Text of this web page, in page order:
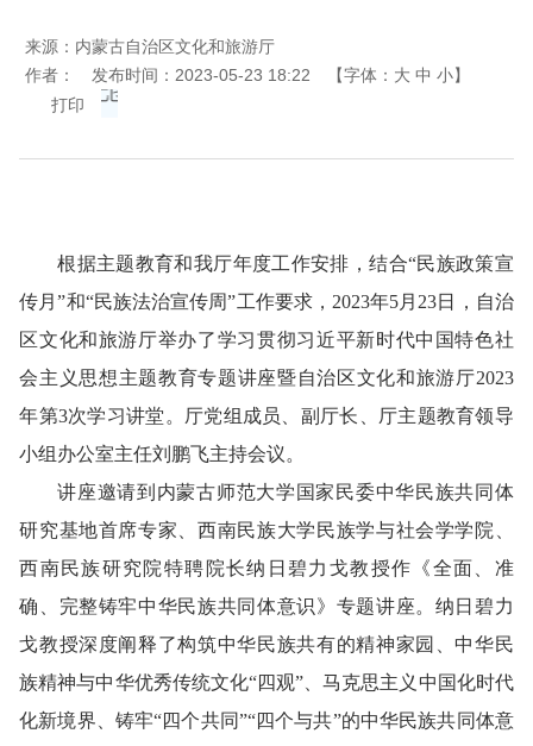
来源： 内蒙古自治区文化和旅游厅
作者：
发布时间：2023-05-23 18:22 【字体： 大 中 小】
打印
根据主题教育和我厅年度工作安排，结合“民族政策宣
传月”和“民族法治宣传周”工作要求，2023年5月23日，自治
区文化和旅游厅举办了学习贯彻习近平新时代中国特色社
会主义思想主题教育专题讲座暨自治区文化和旅游厅2023
年第3次学习讲堂。厅党组成员、副厅长、厅主题教育领导
小组办公室主任刘鹏飞主持会议。
讲座邀请到内蒙古师范大学国家民委中华民族共同体
研究基地首席专家、西南民族大学民族学与社会学学院、
西南民族研究院特聘院长纳日碧力戈教授作《全面、准
确、完整铸牢中华民族共同体意识》专题讲座。纳日碧力
戈教授深度阐释了构筑中华民族共有的精神家园、中华民
族精神与中华优秀传统文化“四观”、马克思主义中国化时代
化新境界、铸牢“四个共同”“四个与共”的中华民族共同体意